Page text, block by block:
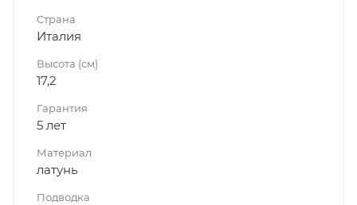
Страна
Италия
Высота (см)
17,2
Гарантия
5 лет
Материал
латунь
Подводка